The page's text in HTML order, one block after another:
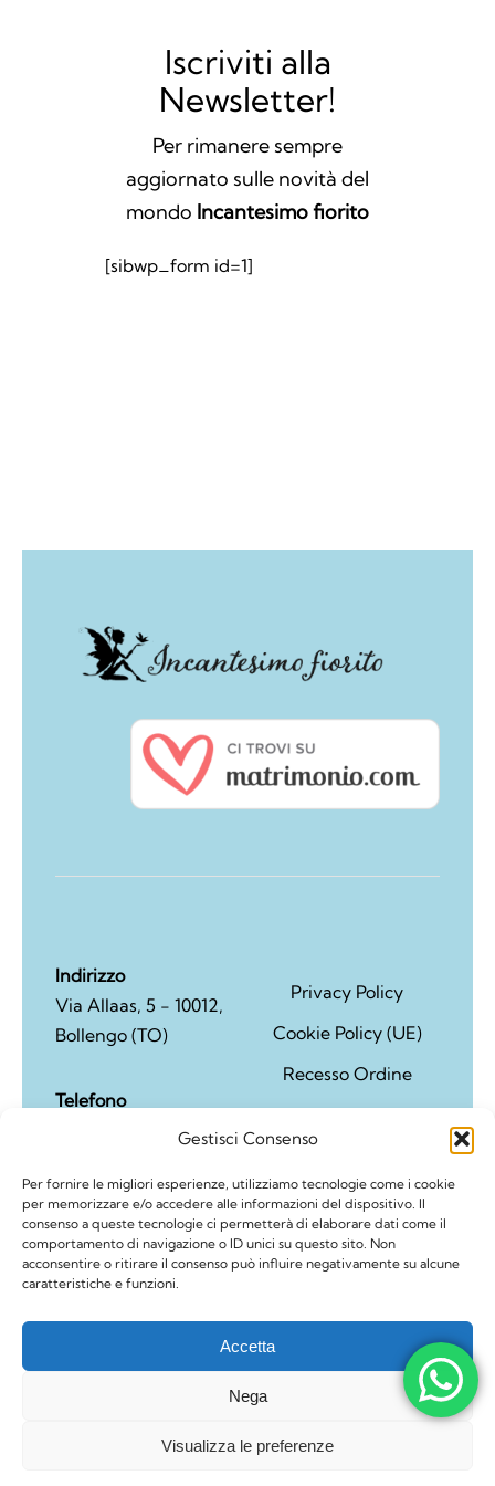
Gestisci Consenso
Per fornire le migliori esperienze, utilizziamo tecnologie come i cookie
per memorizzare e/o accedere alle informazioni del dispositivo. Il
consenso a queste tecnologie ci permetterà di elaborare dati come il
comportamento di navigazione o ID unici su questo sito. Non
acconsentire o ritirare il consenso può influire negativamente su alcune
caratteristiche e funzioni.
Accetta
Nega
Visualizza le preferenze
Iscriviti alla
Newsletter!
Per rimanere sempre
aggiornato sulle novità del
mondo Incantesimo fiorito
[sibwp_form id=1]
Indirizzo
Via Allaas, 5 - 10012,
Bollengo (TO)
Telefono
342 3942167 - 0125 57
Privacy Policy
Cookie Policy (UE)
Recesso Ordine
Politica di rimborso e
reso
© Copyright 2026 | "Incantesimo fiorito" di Buttazzoni
Mediacreation